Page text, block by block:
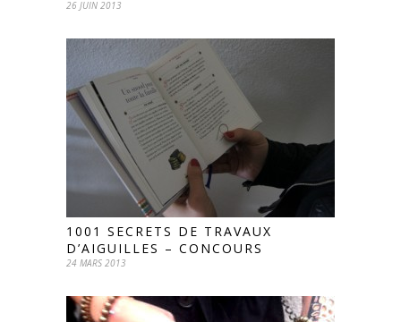
26 JUIN 2013
1001 SECRETS DE TRAVAUX
D’AIGUILLES – CONCOURS
24 MARS 2013